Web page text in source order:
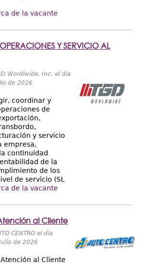
de la vacante
Y SERVICIO AL
Wordlwide. Inc. el día
de 2026
coordinar y
de
y servicio
empresa,
continuidad
de la
de los
de servicio (SL
de la vacante
al Cliente
CENTRO el día
de 2026
al Cliente